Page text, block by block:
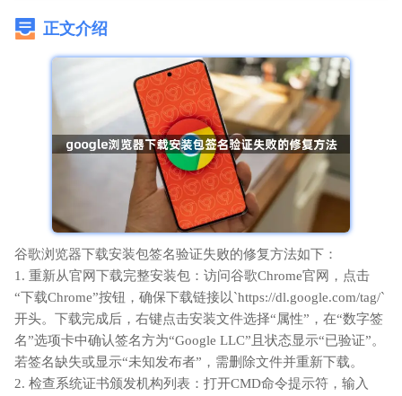
正文介绍
谷歌浏览器下载安装包签名验证失败的修复方法如下：
1. 重新从官网下载完整安装包：访问谷歌Chrome官网，点击
“下载Chrome”按钮，确保下载链接以`https://dl.google.com/tag/`
开头。下载完成后，右键点击安装文件选择“属性”，在“数字签
名”选项卡中确认签名方为“Google LLC”且状态显示“已验证”。
若签名缺失或显示“未知发布者”，需删除文件并重新下载。
2. 检查系统证书颁发机构列表：打开CMD命令提示符，输入